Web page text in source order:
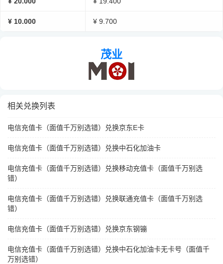
¥ 10.000 ¥ 9.700
茂业
相关兑换列表
电信充值卡（面值千万别选错）兑换京东E卡
电信充值卡（面值千万别选错）兑换中石化加油卡
电信充值卡（面值千万别选错）兑换移动充值卡（面值千万别选
错）
电信充值卡（面值千万别选错）兑换联通充值卡（面值千万别选
错）
电信充值卡（面值千万别选错）兑换京东钢镚
电信充值卡（面值千万别选错）兑换中石化加油卡无卡号（面值千
万别选错）